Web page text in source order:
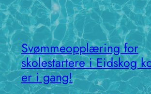
Svømmeopplæring for
skolestartere i Eidskog
er i gang!